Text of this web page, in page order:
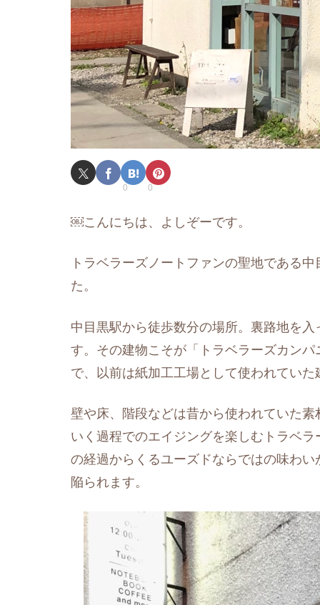
0 0
￼こんにちは、よしぞーです。
トラベラーズノートファンの聖地である
た。
中目黒駅から徒歩数分の場所。裏路地を
す。その建物こそが「トラベラーズカン
で、以前は紙加工工場として使われていた
壁や床、階段などは昔から使われていた
いく過程でのエイジングを楽しむトラベ
の経過からくるユーズドならではの味わ
陥られます。